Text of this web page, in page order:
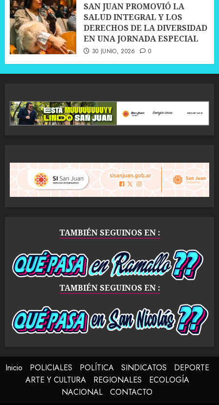
SAN JUAN PROMOVIÓ LA
SALUD INTEGRAL Y LOS
DERECHOS DE LA DIVERSIDAD
EN UNA JORNADA ESPECIAL
30 JUNIO, 2026 0
TAMBIÉN SEGUINOS EN :
TAMBIÉN SEGUINOS EN :
Inicio POLICIALES POLÍTICA SINDICATOS
DEPORTE
ARTE Y CULTURA
REGIONALES
ECOLOGÍA
NACIONAL
CONTACTO